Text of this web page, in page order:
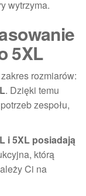
wytrzyma.
5XL
rozmiarów:
. Dzięki temu
zespołu,
i 5XL posiadają
którą
Ci na